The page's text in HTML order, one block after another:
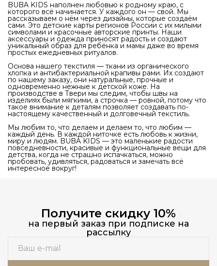
BUBA KIDS наполнен любовью к родному краю, с
которого всё начинается. У каждого он — свой. Мы
рассказываем о нём через дизайны, которые создаём
сами. Это детские карты регионов России с их милыми
символами и красочные авторские принты. Наши
аксессуары и одежда приносят радость и создают
уникальный образ для ребёнка и мамы даже во время
простых ежедневных ритуалов.
Основа нашего текстиля — ткани из органического
хлопка и антибактериальной крапивы рами. Их создают
по нашему заказу, они натуральные, прочные и
одновременно нежные к детской коже. На
производстве в Твери мы следим, чтобы швы на
изделиях были мягкими, а строчка — ровной, потому что
такое внимание к деталям позволяет создавать по-
настоящему качественный и долговечный текстиль.
Мы любим то, что делаем и делаем то, что любим —
каждый день. В каждой ниточке есть любовь к жизни,
миру и людям. BUBA KIDS — это маленькие радости
повседневности, красивые и функциональные вещи для
детства, когда не страшно испачкаться, можно
пробовать, удивляться, радоваться и замечать всё
интересное вокруг!
Получите скидку 10%
на первый заказ при подписке на
рассылку